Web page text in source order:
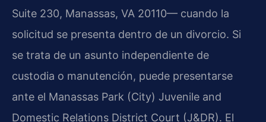
Suite 230, Manassas, VA 20110— cuando la
solicitud se presenta dentro de un divorcio. Si
se trata de un asunto independiente de
custodia o manutención, puede presentarse
ante el Manassas Park (City) Juvenile and
Domestic Relations District Court (J&DR). El